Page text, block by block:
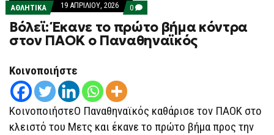
ΑΘΛΗΤΙΚΑ 19 ΑΠΡΙΛΊΟΥ, 2026 0 COMMENTS
ON
ΒΌΛΕΪ:
ΈΚΑΝΕ
ΤΟ
ΠΑΝΑΘΗΝΑΪΚΌΣ
Βόλεϊ: Έκανε το πρώτο βήμα κόντρα
στον ΠΑΟΚ ο Παναθηναϊκός
Κοινοποιήστε
ΚοινοποιήστεΟ Παναθηναϊκός καθάρισε τον ΠΑΟΚ στο
κλειστό του Μετς και έκανε το πρώτο βήμα προς την